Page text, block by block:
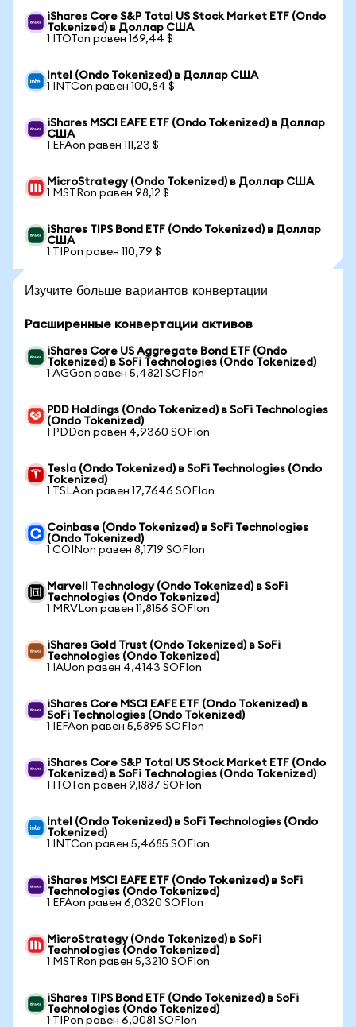
iShares Core S&P Total US Stock Market ETF (Ondo
Tokenized) в Доллар США
1 ITOTon равен 169,44 $
Intel (Ondo Tokenized) в Доллар США
1 INTCon равен 100,84 $
iShares MSCI EAFE ETF (Ondo Tokenized) в Доллар
США
1 EFAon равен 111,23 $
MicroStrategy (Ondo Tokenized) в Доллар США
1 MSTRon равен 98,12 $
iShares TIPS Bond ETF (Ondo Tokenized) в Доллар
США
1 TIPon равен 110,79 $
Изучите больше вариантов конвертации
Расширенные конвертации активов
iShares Core US Aggregate Bond ETF (Ondo
Tokenized) в SoFi Technologies (Ondo Tokenized)
1 AGGon равен 5,4821 SOFIon
PDD Holdings (Ondo Tokenized) в SoFi Technologies
(Ondo Tokenized)
1 PDDon равен 4,9360 SOFIon
Tesla (Ondo Tokenized) в SoFi Technologies (Ondo
Tokenized)
1 TSLAon равен 17,7646 SOFIon
Coinbase (Ondo Tokenized) в SoFi Technologies
(Ondo Tokenized)
1 COINon равен 8,1719 SOFIon
Marvell Technology (Ondo Tokenized) в SoFi
Technologies (Ondo Tokenized)
1 MRVLon равен 11,8156 SOFIon
iShares Gold Trust (Ondo Tokenized) в SoFi
Technologies (Ondo Tokenized)
1 IAUon равен 4,4143 SOFIon
iShares Core MSCI EAFE ETF (Ondo Tokenized) в
SoFi Technologies (Ondo Tokenized)
1 IEFAon равен 5,5895 SOFIon
iShares Core S&P Total US Stock Market ETF (Ondo
Tokenized) в SoFi Technologies (Ondo Tokenized)
1 ITOTon равен 9,1887 SOFIon
Intel (Ondo Tokenized) в SoFi Technologies (Ondo
Tokenized)
1 INTCon равен 5,4685 SOFIon
iShares MSCI EAFE ETF (Ondo Tokenized) в SoFi
Technologies (Ondo Tokenized)
1 EFAon равен 6,0320 SOFIon
MicroStrategy (Ondo Tokenized) в SoFi
Technologies (Ondo Tokenized)
1 MSTRon равен 5,3210 SOFIon
iShares TIPS Bond ETF (Ondo Tokenized) в SoFi
Technologies (Ondo Tokenized)
1 TIPon равен 6,0081 SOFIon